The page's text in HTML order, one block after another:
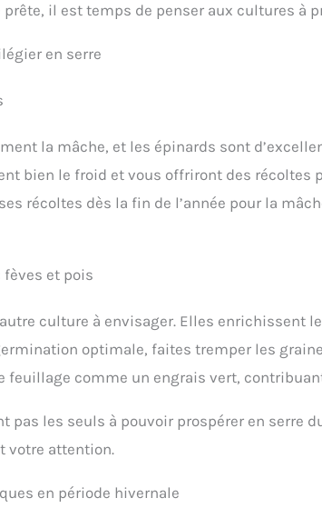
prête, il est temps de penser aux cultures à
en serre
la mâche, et les épinards sont
bien le froid et vous offriront des récoltes
récoltes dès la fin de l’année pour la
fèves et pois
culture à envisager. Elles enrichissent
optimale, faites tremper les
feuillage comme un engrais vert,
pas les seuls à pouvoir prospérer en serre
votre attention.
en période hivernale